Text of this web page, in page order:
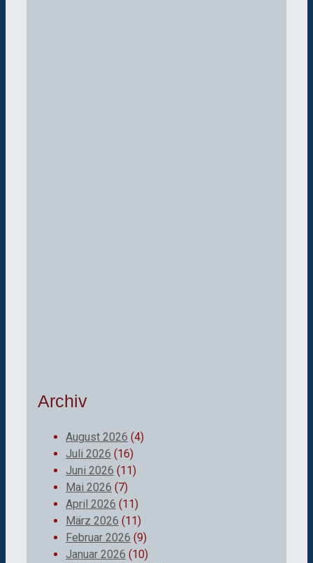
Archiv
August 2026 (4)
Juli 2026 (16)
Juni 2026 (11)
Mai 2026 (7)
April 2026 (11)
März 2026 (11)
Februar 2026 (9)
Januar 2026 (10)